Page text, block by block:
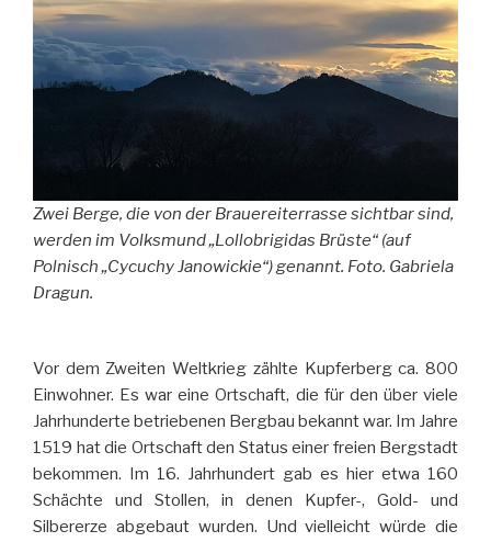
Zwei Berge, die von der Brauereiterrasse sichtbar sind,
werden im Volksmund „Lollobrigidas Brüste“ (auf
Polnisch „Cycuchy Janowickie“) genannt. Foto. Gabriela
Dragun.
Vor dem Zweiten Weltkrieg zählte Kupferberg ca. 800
Einwohner. Es war eine Ortschaft, die für den über viele
Jahrhunderte betriebenen Bergbau bekannt war. Im Jahre
1519 hat die Ortschaft den Status einer freien Bergstadt
bekommen. Im 16. Jahrhundert gab es hier etwa 160
Schächte und Stollen, in denen Kupfer-, Gold- und
Silbererze abgebaut wurden. Und vielleicht würde die